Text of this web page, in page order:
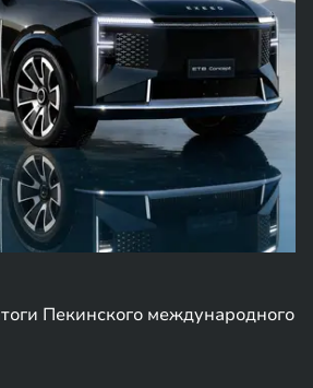
Пекинского международного